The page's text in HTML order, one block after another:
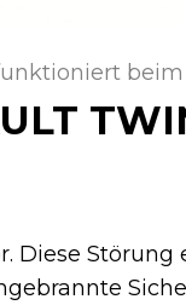
Diese Störung